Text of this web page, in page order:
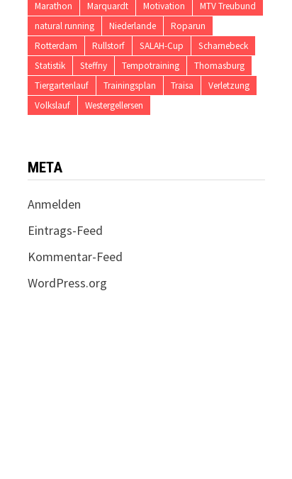
Marathon
Marquardt Motivation
MTV Treubund
natural running
Niederlande
Roparun
Rotterdam
Rullstorf SALAH-Cup
Scharnebeck
Statistik
Steffny Tempotraining
Thomasburg
Tiergartenlauf
Trainingsplan Traisa
Verletzung
Volkslauf
Westergellersen
META
Anmelden
Eintrags-Feed
Kommentar-Feed
WordPress.org